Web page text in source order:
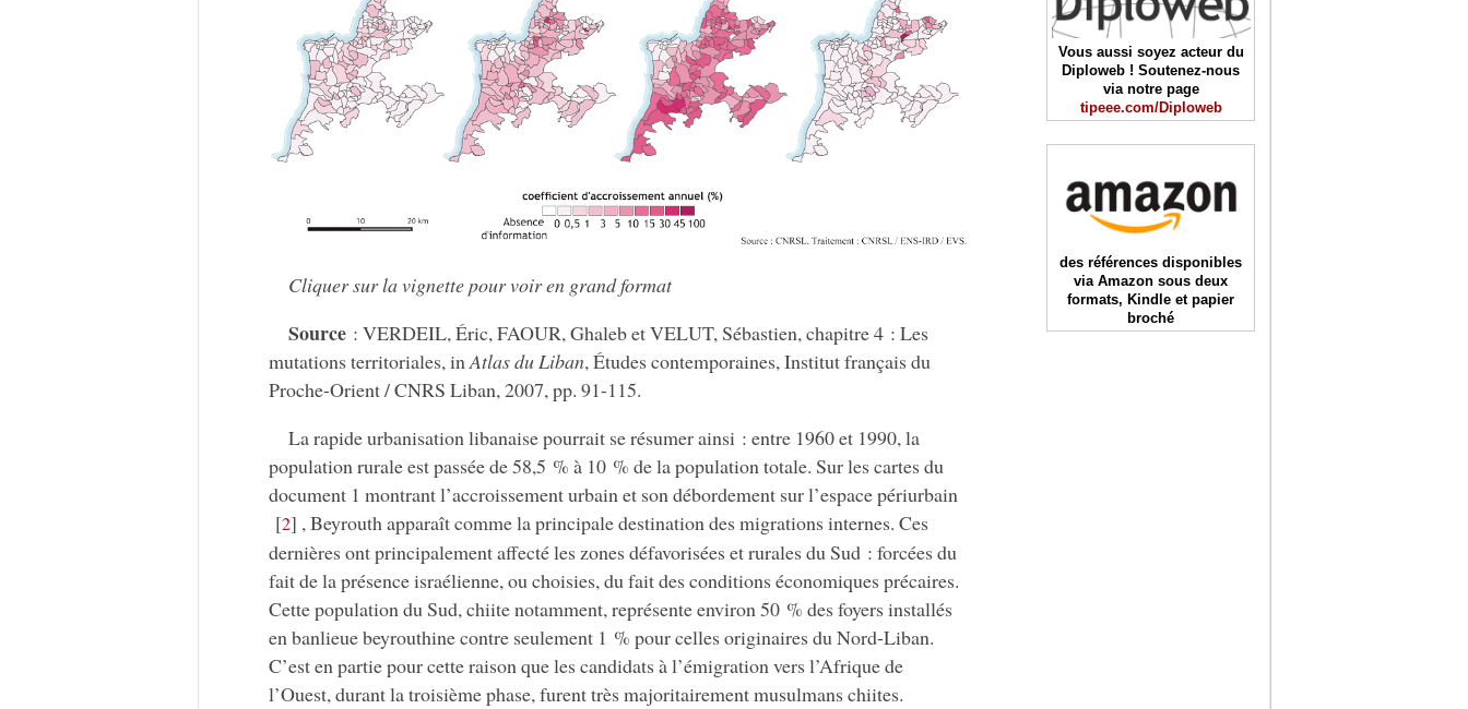
Cliquer sur la vignette pour voir en grand format
Source: VERDEIL, Éric, FAOUR, Ghaleb et VELUT, Sébastien, chapitre 4 : Les
mutations territoriales, inAtlas du Liban, Études contemporaines, Institut français du
Proche-Orient / CNRS Liban, 2007, pp. 91-115.
La rapide urbanisation libanaise pourrait se résumer ainsi : entre 1960 et 1990, la
population rurale est passée de 58,5 % à 10 % de la population totale. Sur les cartes du
document 1 montrant l’accroissement urbain et son débordement sur l’espace périurbain
[2] , Beyrouth apparaît comme la principale destination des migrations internes. Ces
dernières ont principalement affecté les zones défavorisées et rurales du Sud : forcées du
fait de la présence israélienne, ou choisies, du fait des conditions économiques précaires.
Cette population du Sud, chiite notamment, représente environ 50 % des foyers installés
en banlieue beyrouthine contre seulement 1 % pour celles originaires du Nord-Liban.
C’est en partie pour cette raison que les candidats à l’émigration vers l’Afrique de
l’Ouest, durant la troisième phase, furent très majoritairement musulmans chiites.
Vous aussi soyez acteur du
Diploweb ! Soutenez-nous
via notre page
tipeee.com/Diploweb
des références disponibles
via Amazon sous deux
formats, Kindle et papier
broché